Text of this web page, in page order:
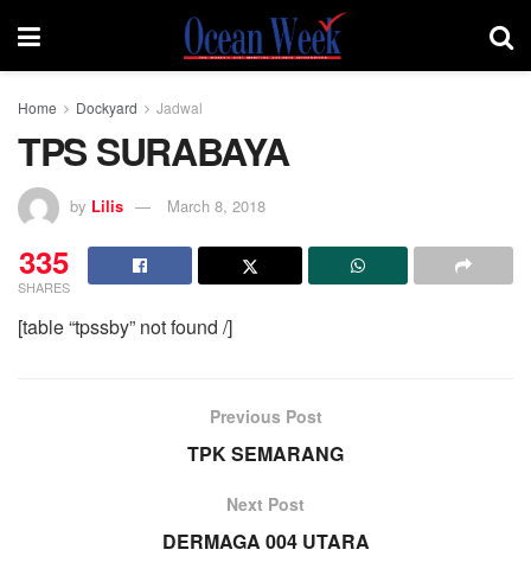
Home Dockyard Jadwal
TPS SURABAYA
by Lilis March 8, 2018
335
SHARES
[table “tpssby” not found /]
Previous Post
TPK SEMARANG
Next Post
DERMAGA 004 UTARA